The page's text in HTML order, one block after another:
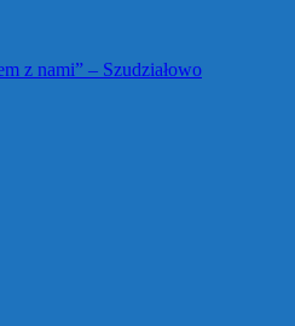
z nami” – Szudziałowo